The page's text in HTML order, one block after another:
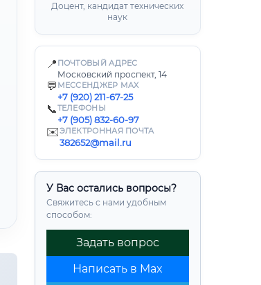
Доцент, кандидат технических
наук
📍 ПОЧТОВЫЙ АДРЕС
Московский проспект, 14
💬 МЕССЕНДЖЕР MAX
+7 (920) 211-67-25
📞ТЕЛЕФОНЫ
+7 (905) 832-60-97
✉️ЭЛЕКТРОННАЯ ПОЧТА
382652@mail.ru
У Вас остались вопросы?
Свяжитесь с нами удобным
способом:
Задать вопрос
Написать в Max